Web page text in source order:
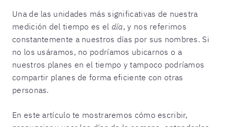
Una de las unidades más significativas de nuestra
medición del tiempo es el día, y nos referimos
constantemente a nuestros días por sus nombres. Si
no los usáramos, no podríamos ubicarnos o a
nuestros planes en el tiempo y tampoco podríamos
compartir planes de forma eficiente con otras
personas.
En este artículo te mostraremos cómo escribir,